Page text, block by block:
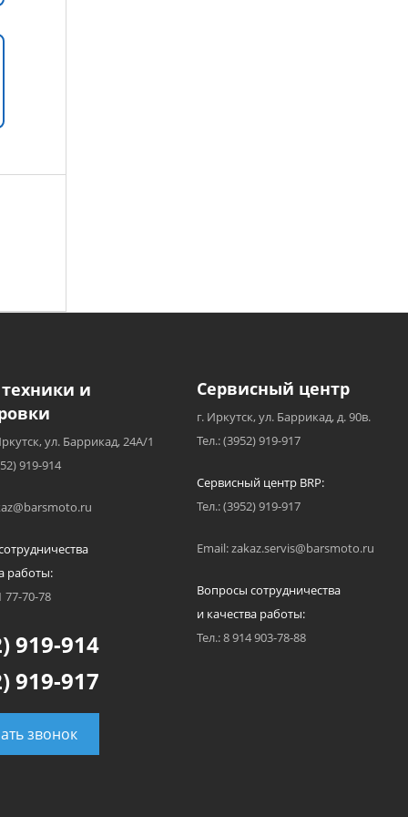
и
ул. Баррикад, 24А/1
919-914
работы:
77-70-78
919-914
919-917
звонок
Сервисный центр
г. Иркутск, ул. Баррикад, д. 90в.
Тел.: (3952) 919-917
Сервисный центр BRP:
Тел.: (3952) 919-917
Email: zakaz.servis@barsmoto.ru
Вопросы сотрудничества
и качества работы:
Тел.: 8 914 903-78-88